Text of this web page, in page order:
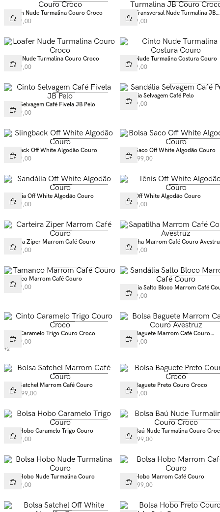
Scarpin Nude Turmalina Couro Croco
R$ 599,00
Bolsa Transversal Nude Turmalina JB
Couro Croco
R$ 999,00
Loafer Nude Turmalina Couro Croco
R$ 669,00
Cinto Nude Turmalina Costura Couro
R$ 349,00
Cinto Selvagem Café Fivela JB Pelo
R$ 399,00
Sandália Selvagem Café Pelo
R$ 699,00
Slingback Off White Algodão Couro
R$ 549,00
Bolsa Saco Off White Algodão Couro
R$ 1 399,00
Sandália Off White Algodão Couro
R$ 599,00
Tênis Off White Algodão Couro
R$ 699,00
Carteira Ziper Marrom Café Couro
R$ 429,00
Sapatilha Marrom Café Couro
R$ 599,00
Tamanco Marrom Café Couro
R$ 599,00
Sandália Salto Bloco Marrom Café
R$ 769,00
Cinto Caramelo Trigo Couro Croco
R$ 269,00
+2
Bolsa Baguete Marrom Café Couro
Avestruz
R$ 899,00
Bolsa Satchel Marrom Café Couro
R$ 1 399,00
Bolsa Baguete Preto Couro Croco
R$ 899,00
Bolsa Hobo Caramelo Trigo Couro
R$ 999,00
Bolsa Baú Nude Turmalina Couro
R$ 1 399,00
Bolsa Hobo Nude Turmalina Couro
R$ 999,00
Bolsa Hobo Marrom Café Couro
R$ 1 199,00